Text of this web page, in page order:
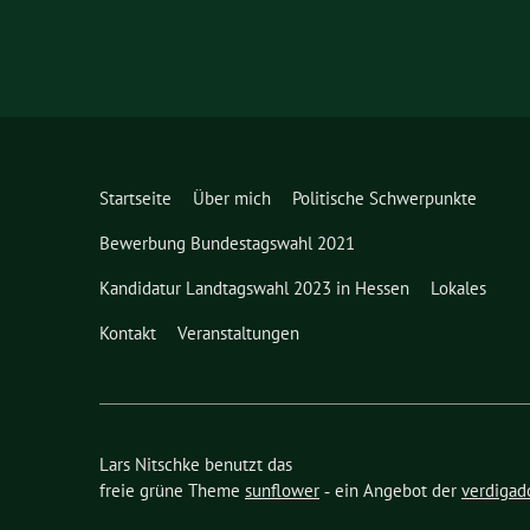
Startseite Über mich
Politische Schwerpunkte
Bewerbung Bundestagswahl 2021
Kandidatur Landtagswahl 2023 in Hessen
Lokales
Kontakt
Veranstaltungen
Lars Nitschke benutzt das
freie grüne Theme sunflower ‐ ein Angebot der